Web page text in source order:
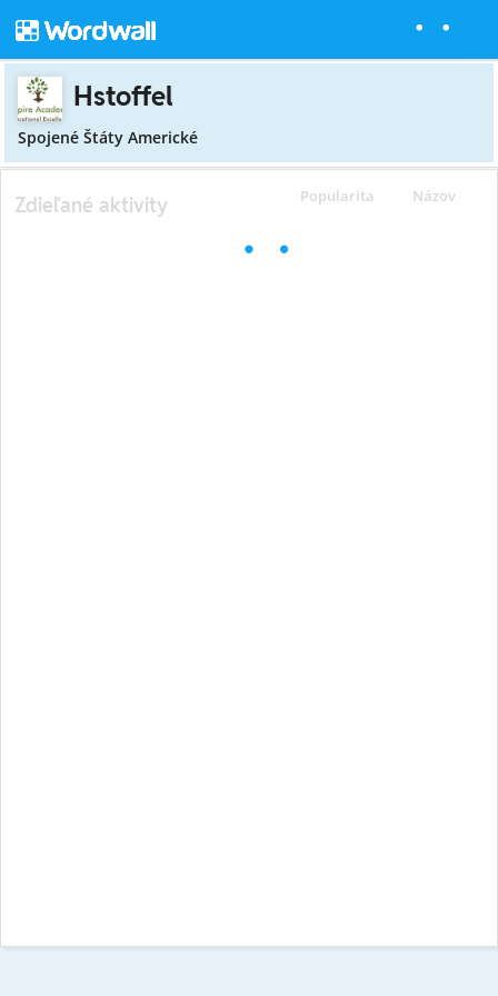
Hstoffel
Spojené Štáty Americké
Popularita Názov
Zdieľané aktivity